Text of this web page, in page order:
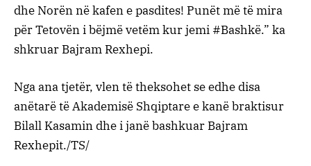
dhe Norën në kafen e pasdites! Punët më të mira
për Tetovën i bëjmë vetëm kur jemi #Bashkë.” ka
shkruar Bajram Rexhepi.
Nga ana tjetër, vlen të theksohet se edhe disa
anëtarë të Akademisë Shqiptare e kanë braktisur
Bilall Kasamin dhe i janë bashkuar Bajram
Rexhepit./TS/